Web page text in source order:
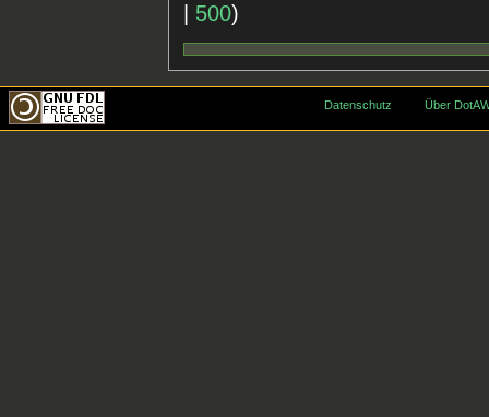
500)
Datenschutz Über